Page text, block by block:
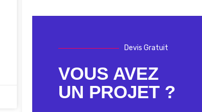
Devis Gratuit
VOUS AVEZ
UN PROJET ?